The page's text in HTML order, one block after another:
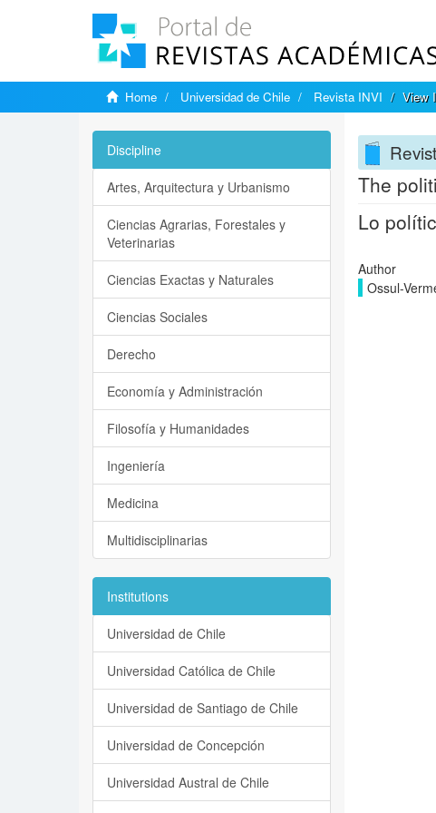
Home Universidad de Chile Revista INVI View
The
Lo
Author
Ossul-
Discipline
Artes, Arquitectura y Urbanismo
Ciencias Agrarias, Forestales y
Veterinarias
Ciencias Exactas y Naturales
Ciencias Sociales
Derecho
Economía y Administración
Filosofía y Humanidades
Ingeniería
Medicina
Multidisciplinarias
Institutions
Universidad de Chile
Universidad Católica de Chile
Universidad de Santiago de Chile
Universidad de Concepción
Universidad Austral de Chile